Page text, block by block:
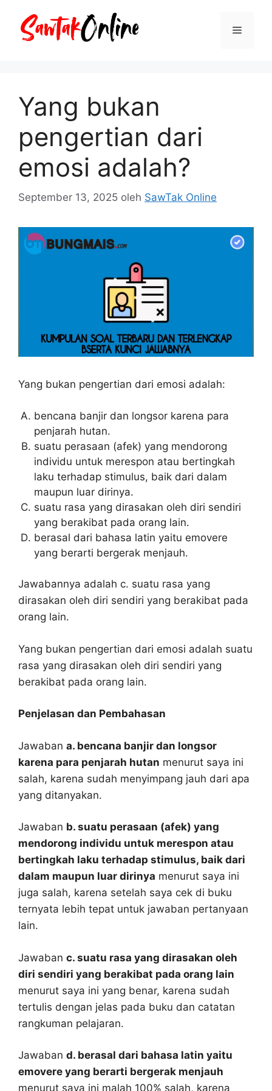
Menu
Yang bukan
pengertian dari
emosi adalah?
September 13, 2025 oleh SawTak Online
Yang bukan pengertian dari emosi adalah:
bencana banjir dan longsor karena para
penjarah hutan.
suatu perasaan (afek) yang mendorong
individu untuk merespon atau bertingkah
laku terhadap stimulus, baik dari dalam
maupun luar dirinya.
suatu rasa yang dirasakan oleh diri sendiri
yang berakibat pada orang lain.
berasal dari bahasa latin yaitu emovere
yang berarti bergerak menjauh.
Jawabannya adalah c. suatu rasa yang
dirasakan oleh diri sendiri yang berakibat pada
orang lain.
Yang bukan pengertian dari emosi adalah suatu
rasa yang dirasakan oleh diri sendiri yang
berakibat pada orang lain.
Penjelasan dan Pembahasan
Jawaban a. bencana banjir dan longsor
karena para penjarah hutan menurut saya ini
salah, karena sudah menyimpang jauh dari apa
yang ditanyakan.
Jawaban b. suatu perasaan (afek) yang
mendorong individu untuk merespon atau
bertingkah laku terhadap stimulus, baik dari
dalam maupun luar dirinya menurut saya ini
juga salah, karena setelah saya cek di buku
ternyata lebih tepat untuk jawaban pertanyaan
lain.
Jawaban c. suatu rasa yang dirasakan oleh
diri sendiri yang berakibat pada orang lain
menurut saya ini yang benar, karena sudah
tertulis dengan jelas pada buku dan catatan
rangkuman pelajaran.
Jawaban d. berasal dari bahasa latin yaitu
emovere yang berarti bergerak menjauh
menurut saya ini malah 100% salah, karena